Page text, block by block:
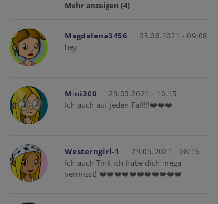
Mehr anzeigen (4)
Magdalena3456
05.06.2021 - 09:08
hey
Mini300
29.05.2021 - 10:15
Ich auch auf jeden Fall!!!❤️❤️❤️
Westerngirl-1
29.05.2021 - 08:16
Ich auch Tink ich habe dich mega
vermisst! ❤️❤️❤️❤️❤️❤️❤️❤️❤️❤️❤️